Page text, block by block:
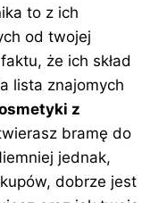
to z ich
od twojej
że ich skład
lista znajomych
z
bramę do
jednak,
dobrze jest